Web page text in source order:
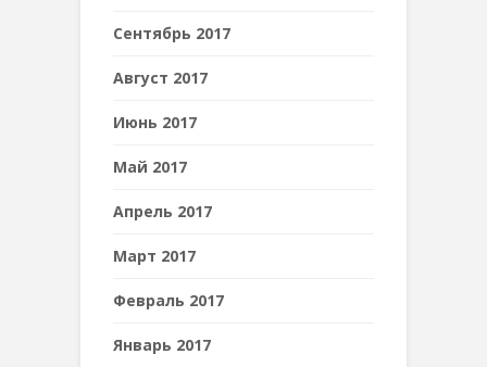
Сентябрь 2017
Август 2017
Июнь 2017
Май 2017
Апрель 2017
Март 2017
Февраль 2017
Январь 2017